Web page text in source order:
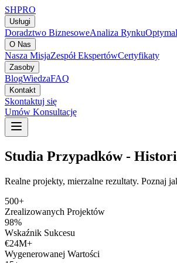
SHPRO
Usługi
Doradztwo BiznesoweAnaliza Rynku
O Nas
Nasza MisjaZespół EkspertówCertyfikaty
Zasoby
BlogWiedzaFAQ
Kontakt
Skontaktuj się
Umów Konsultację
Studia Przypadków -
Realne projekty, mierzalne rezultaty. Poznaj
500+
Zrealizowanych Projektów
98%
Wskaźnik Sukcesu
€24M+
Wygenerowanej Wartości